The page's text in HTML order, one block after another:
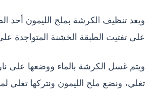
ويعد تنظيف الكرشة بملح الليمون أحد
على تفتيت الطبقة الخشنة المتواجدة
ويتم غسل الكرشة بالماء ووضعها على
تغلي، ونضع ملح الليمون ونتركها تغلي